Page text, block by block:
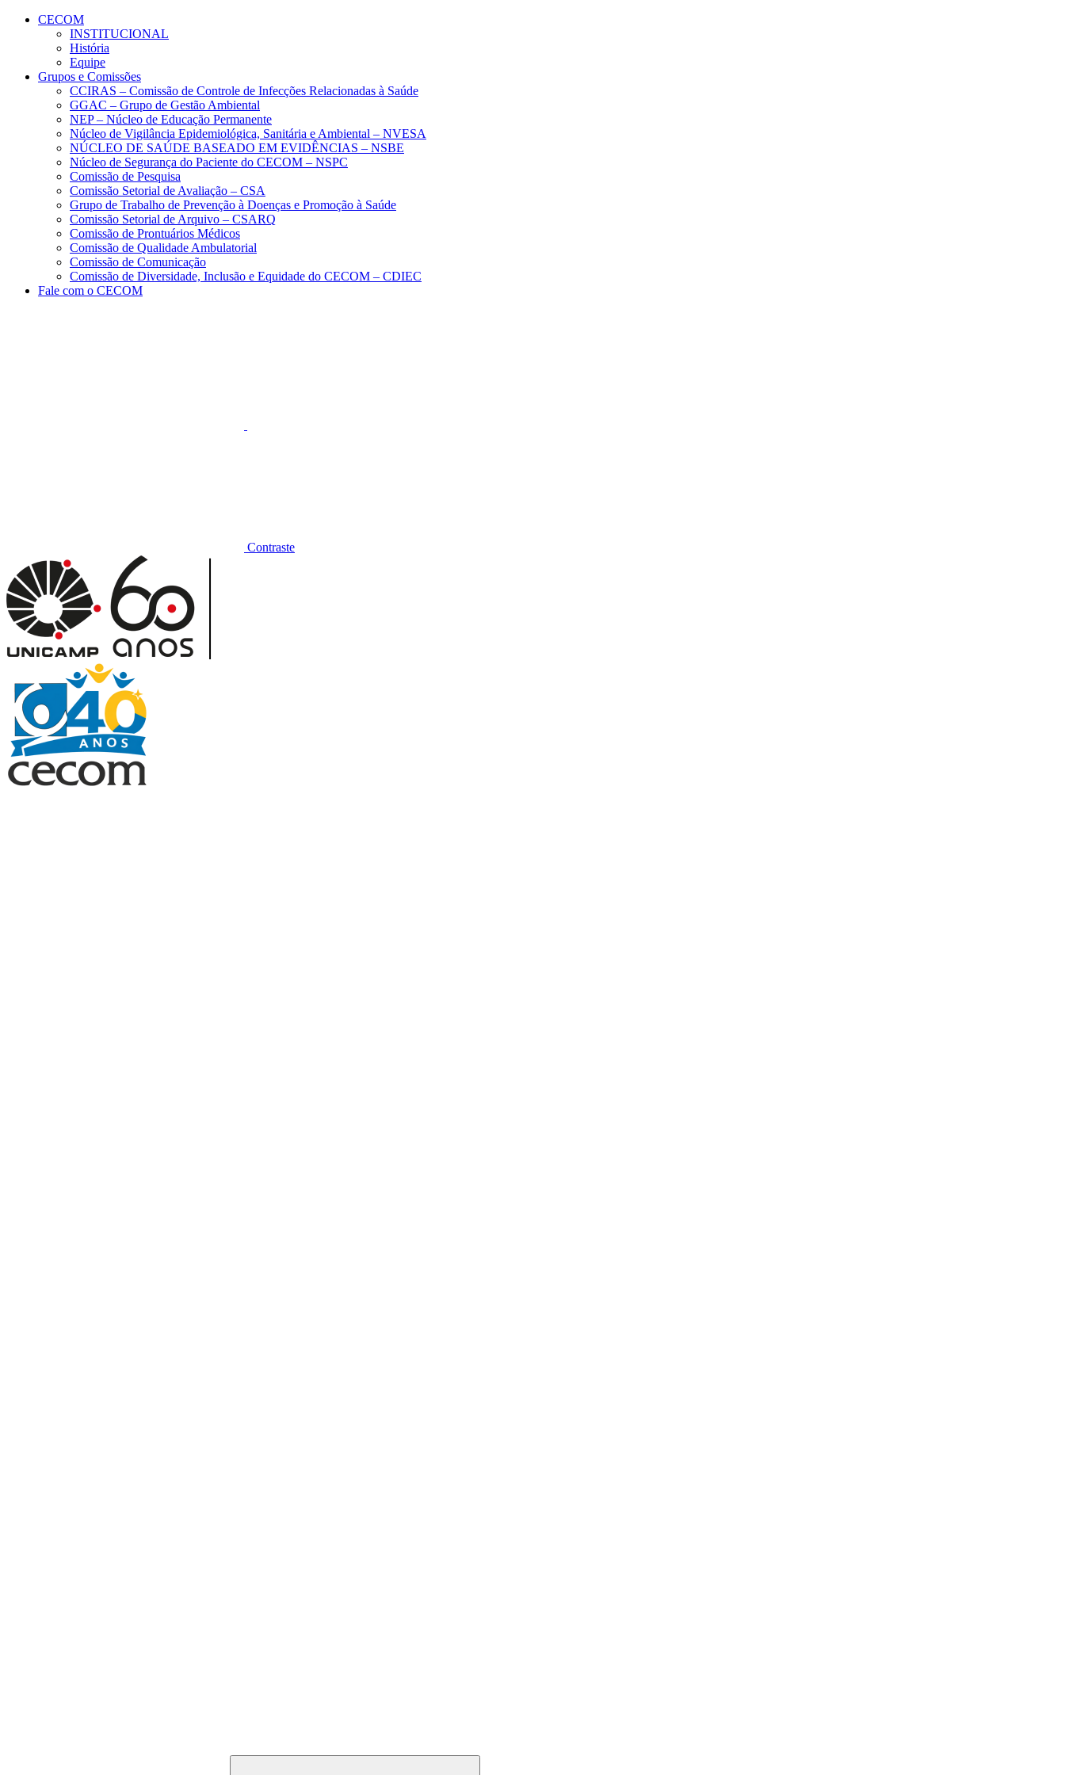
Conteúdo principal
CECOM
INSTITUCIONAL
História
Equipe
Grupos e Comissões
CCIRAS – Comissão de Controle de Infecções Relacionadas à Saúde
GGAC – Grupo de Gestão Ambiental
NEP – Núcleo de Educação Permanente
Núcleo de Vigilância Epidemiológica, Sanitária e Ambiental – NVESA
NÚCLEO DE SAÚDE BASEADO EM EVIDÊNCIAS – NSBE
Núcleo de Segurança do Paciente do CECOM – NSPC
Comissão de Pesquisa
Comissão Setorial de Avaliação – CSA
Grupo de Trabalho de Prevenção à Doenças e Promoção à Saúde
Comissão Setorial de Arquivo – CSARQ
Comissão de Prontuários Médicos
Comissão de Qualidade Ambulatorial
Comissão de Comunicação
Comissão de Diversidade, Inclusão e Equidade do CECOM – CDIEC
Fale com o CECOM
Contraste